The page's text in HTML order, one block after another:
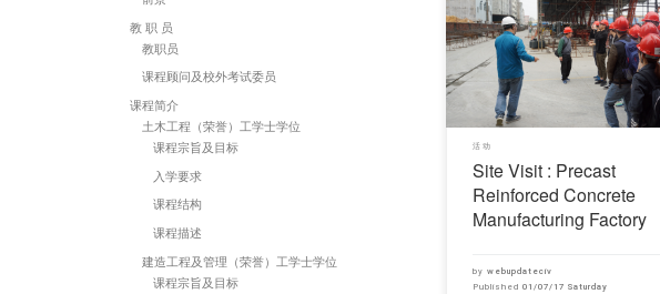
On 7th January, 2017, students of civil
engineerin […]
活动
Site Visit : Precast
Reinforced Concrete
Manufacturing Factory
bywebupdateciv
Published01/07/17 Saturday
教 职 员
教职员
课程顾问及校外考试委员
课程简介
土木工程（荣誉）工学士学位
课程宗旨及目标
入学要求
课程结构
课程描述
建造工程及管理（荣誉）工学士学位
课程宗旨及目标